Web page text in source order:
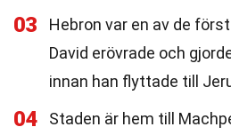
03
Hebron var en av de
David erövrade och
innan han flyttade till
04
Staden är hem till